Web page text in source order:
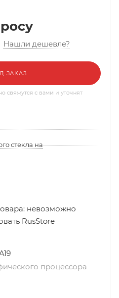
Нашли дешевле?
ЗАКАЗ
свяжутся с вами и уточнят
стекла на
невозможно
RusStore
процессора